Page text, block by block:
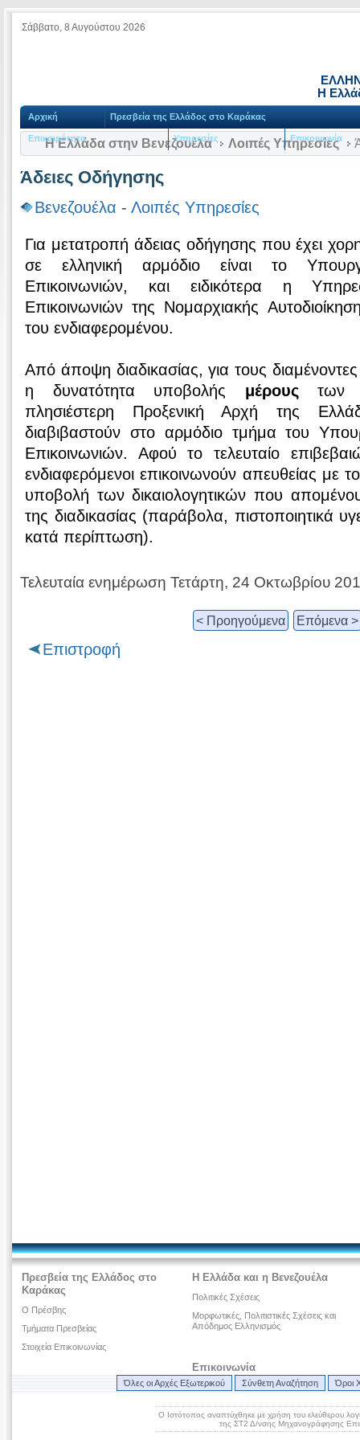
Σάββατο, 8 Αυγούστου 2026
Η
Αρχική Πρεσβεία της Ελλάδος στο Καράκας
Επικαιρότητα Υπηρεσίες Επικοινωνία
Η Ελλάδα στην Βενεζουέλα Λοιπές Υπηρεσίες
Άδειες Οδήγησης
Βενεζουέλα - Λοιπές Υπηρεσίες
Για μετατροπή άδειας οδήγησης που έχει
σε ελληνική αρμόδιο είναι το
Επικοινωνιών, και ειδικότερα η
Επικοινωνιών της Νομαρχιακής
του ενδιαφερομένου.
Από άποψη διαδικασίας, για τους
η δυνατότητα υποβολής μέρουςτων
πλησιέστερη Προξενική Αρχή της
διαβιβαστούν στο αρμόδιο τμήμα του
Επικοινωνιών. Αφού το τελευταίο
ενδιαφερόμενοι επικοινωνούν απευθείας με
υποβολή των δικαιολογητικών που
της διαδικασίας (παράβολα, πιστοποιητικά
κατά περίπτωση).
Τελευταία ενημέρωση Τετάρτη, 24 Οκτωβρίου
< Προηγούμενα Επόμενα >
Επιστροφή
Πρεσβεία της Ελλάδος στο
Καράκας
Ο Πρέσβης
Τμήματα Πρεσβείας
Στοιχεία Επικοινωνίας
Η Ελλάδα και η Βενεζουέλα
Πολιτικές Σχέσεις
Μορφωτικές, Πολιτιστικές Σχέσεις και
Απόδημος Ελληνισμός
Επικοινωνία
Όλες οι Αρχές Εξωτερικού Σύνθετη Αναζήτηση Όροι
Ο Ιστότοπος αναπτύχθηκε με χρήση του ελεύθερου
της ΣΤ2 Δ/νσης Μηχανογράφησης